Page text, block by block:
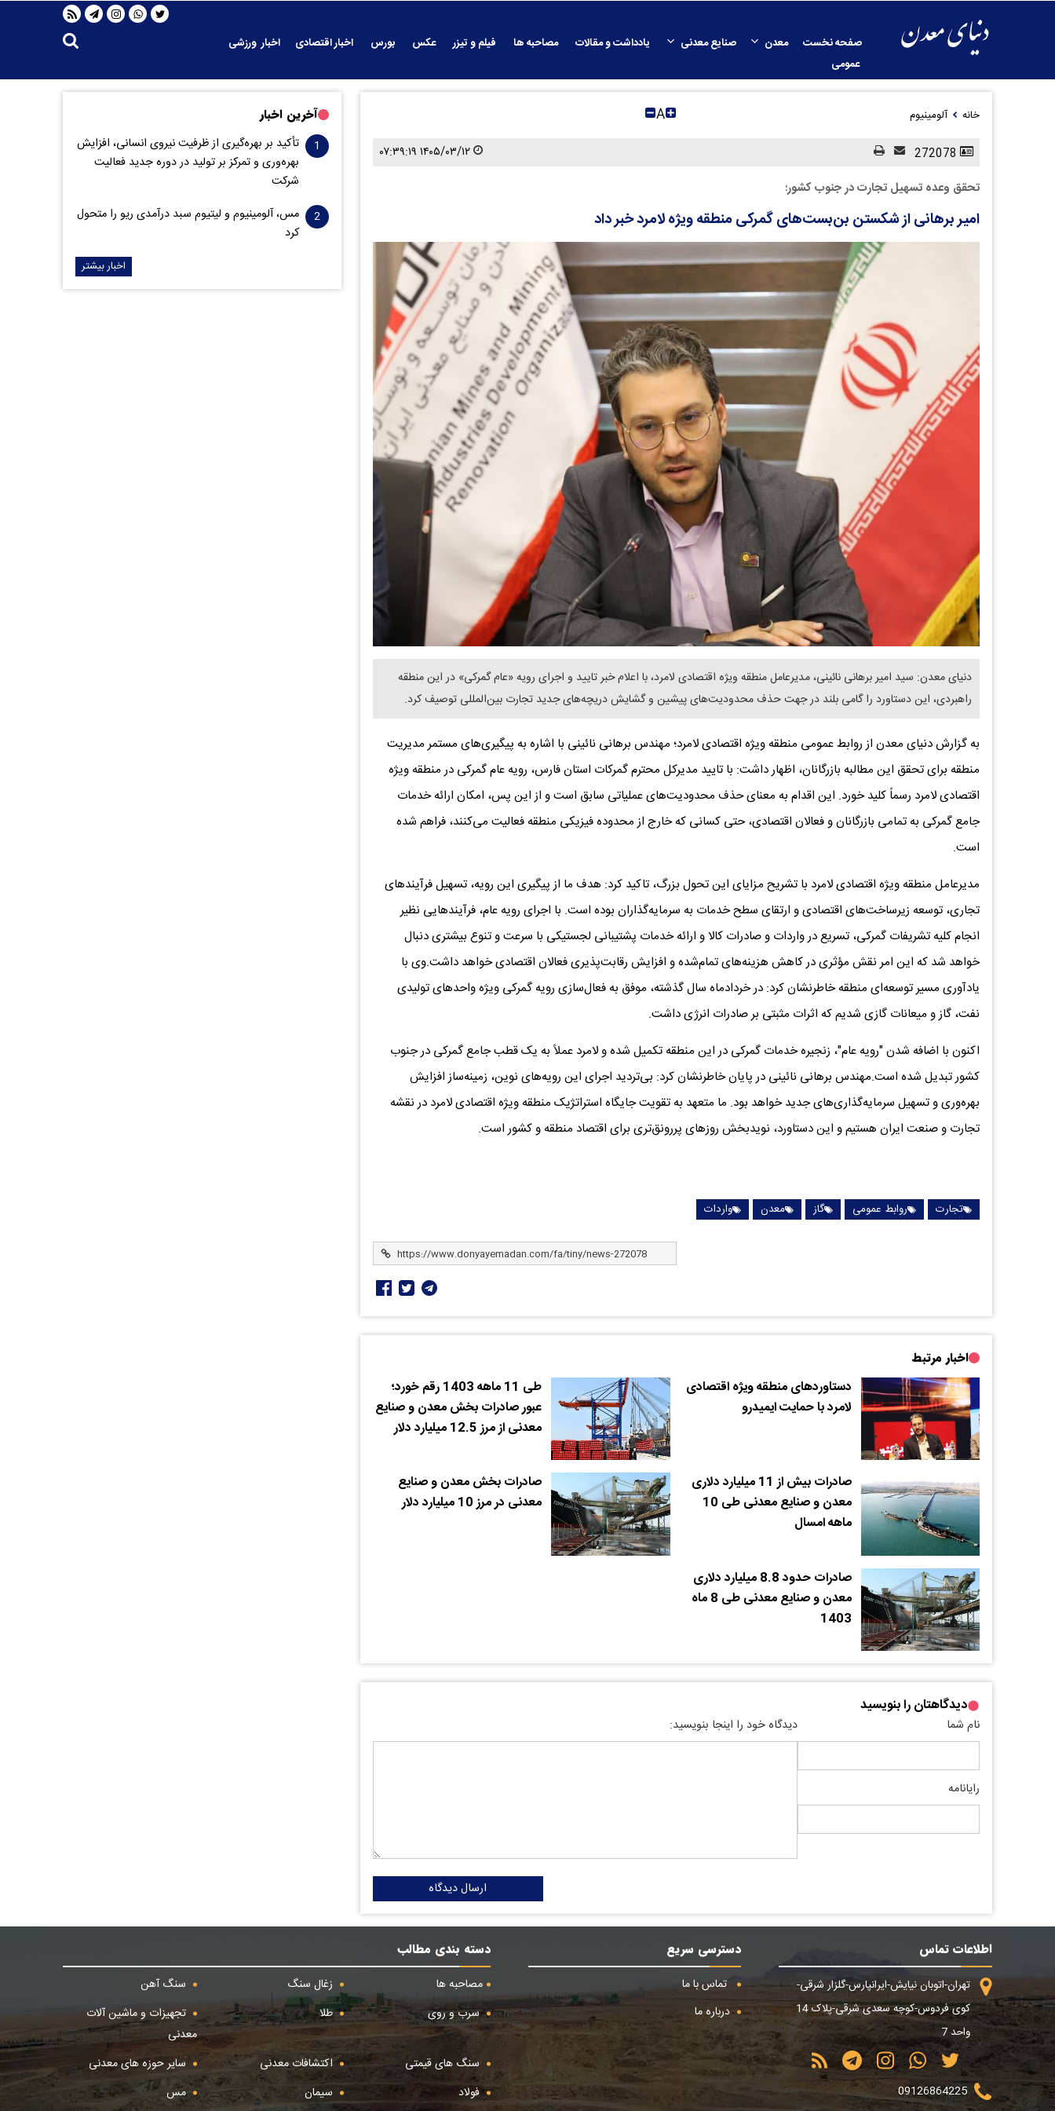
صفحه نخست معدن صنایع معدنی یادداشت و مقالات مصاحبه ها فیلم و تیزر عکس بورس اخبار اقتصادی
اخبار ورزشی
عمومی
خانه آلومینیوم A
۱۴۰۵/۰۳/۱۲ ۰۷:۳۹:۱۹
تحقق وعده تسهیل تجارت در جنوب کشور؛
امیر برهانی از شکستن بن‌بست‌های گمرکی منطقه ویژه لامرد خبر داد
دنیای معدن: سید امیر برهانی نائینی، مدیرعامل منطقه ویژه اقتصادی لامرد، با اعلام خبر تایید و اجرای رویه «عام گمرکی» در این منطقه
راهبردی، این دستاورد را گامی بلند در جهت حذف محدودیت‌های پیشین و گشایش دریچه‌های جدید تجارت بین‌المللی توصیف کرد.
به گزارش دنیای معدن از روابط عمومی منطقه ویژه اقتصادی لامرد؛ مهندس برهانی نائینی با اشاره به پیگیری‌های مستمر مدیریت
منطقه برای تحقق این مطالبه بازرگانان، اظهار داشت: با تایید مدیرکل محترم گمرکات استان فارس، رویه عام گمرکی در منطقه ویژه
اقتصادی لامرد رسماً کلید خورد. این اقدام به معنای حذف محدودیت‌های عملیاتی سابق است و از این پس، امکان ارائه خدمات
جامع گمرکی به تمامی بازرگانان و فعالان اقتصادی، حتی کسانی که خارج از محدوده فیزیکی منطقه فعالیت می‌کنند، فراهم شده
است.
مدیرعامل منطقه ویژه اقتصادی لامرد با تشریح مزایای این تحول بزرگ، تاکید کرد: هدف ما از پیگیری این رویه، تسهیل فرآیندهای
تجاری، توسعه زیرساخت‌های اقتصادی و ارتقای سطح خدمات به سرمایه‌گذاران بوده است. با اجرای رویه عام، فرآیندهایی نظیر
انجام کلیه تشریفات گمرکی، تسریع در واردات و صادرات کالا و ارائه خدمات پشتیبانی لجستیکی با سرعت و تنوع بیشتری دنبال
خواهد شد که این امر نقش مؤثری در کاهش هزینه‌های تمام‌شده و افزایش رقابت‌پذیری فعالان اقتصادی خواهد داشت.وی با
یادآوری مسیر توسعه‌ای منطقه خاطرنشان کرد: در خردادماه سال گذشته، موفق به فعال‌سازی رویه گمرکی ویژه واحدهای تولیدی
نفت، گاز و میعانات گازی شدیم که اثرات مثبتی بر صادرات انرژی داشت.
اکنون با اضافه شدن "رویه عام"، زنجیره خدمات گمرکی در این منطقه تکمیل شده و لامرد عملاً به یک قطب جامع گمرکی در جنوب
کشور تبدیل شده است.مهندس برهانی نائینی در پایان خاطرنشان کرد: بی‌تردید اجرای این رویه‌های نوین، زمینه‌ساز افزایش
بهره‌وری و تسهیل سرمایه‌گذاری‌های جدید خواهد بود. ما متعهد به تقویت جایگاه استراتژیک منطقه ویژه اقتصادی لامرد در نقشه
تجارت و صنعت ایران هستیم و این دستاورد، نویدبخش روزهای پررونق‌تری برای اقتصاد منطقه و کشور است.
تجارت روابط عمومی گاز معدن واردات
اخبار مرتبط
دستاوردهای منطقه ویژه اقتصادی
لامرد با حمایت ایمیدرو
طی 11 ماهه 1403 رقم خورد؛
عبور صادرات بخش معدن و صنایع
معدنی از مرز 12.5 میلیارد دلار
صادرات بیش از 11 میلیارد دلاری
معدن و صنایع معدنی طی 10
ماهه امسال
صادرات بخش معدن و صنایع
معدنی در مرز 10 میلیارد دلار
صادرات حدود 8.8 میلیارد دلاری
معدن و صنایع معدنی طی 8 ماه
1403
دیدگاهتان را بنویسید
نام شما
رایانامه
دیدگاه خود را اینجا بنویسید:
ارسال دیدگاه
آخرین اخبار
تأکید بر بهره‌گیری از ظرفیت نیروی انسانی، افزایش
بهره‌وری و تمرکز بر تولید در دوره جدید فعالیت
شرکت
مس، آلومینیوم و لیتیوم سبد درآمدی ریو را متحول
کرد
اخبار بیشتر
اطلاعات تماس
تهران-اتوبان نیایش-ایرانپارس-گلزار شرقی-
کوی فردوس-کوچه سعدی شرقی-پلاک 14
واحد 7
09126864225
دسترسی سریع
تماس با ما
درباره ما
دسته بندی مطالب
مصاحبه ها
زغال سنگ
سنگ آهن
سرب و روی
طلا
تجهیزات و ماشین آلات
معدنی
سنگ های قیمتی
اکتشافات معدنی
سایر حوزه های معدنی
فولاد
سیمان مس